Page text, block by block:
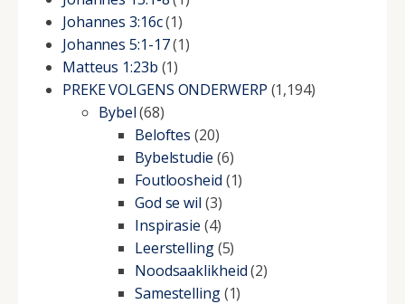
Johannes 3:16c(1)
Johannes 5:1-17(1)
Matteus 1:23b (1)
PREKE VOLGENS ONDERWERP (1,194)
Bybel(68)
Beloftes (20)
Bybelstudie (6)
Foutloosheid (1)
God se wil (3)
Inspirasie (4)
Leerstelling(5)
Noodsaaklikheid(2)
Samestelling(1)